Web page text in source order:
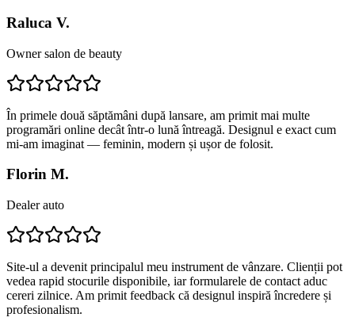
Raluca V.
Owner salon de beauty
În primele două săptămâni după lansare, am primit mai multe
programări online decât într-o lună întreagă. Designul e exact cum
mi-am imaginat — feminin, modern și ușor de folosit.
Florin M.
Dealer auto
Site-ul a devenit principalul meu instrument de vânzare. Clienții pot
vedea rapid stocurile disponibile, iar formularele de contact aduc
cereri zilnice. Am primit feedback că designul inspiră încredere și
profesionalism.